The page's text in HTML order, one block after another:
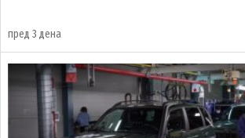
пред 3 дена